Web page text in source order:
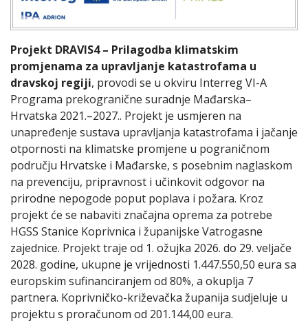
Projekt DRAVIS4 – Prilagodba klimatskim
promjenama za upravljanje katastrofama u
dravskoj regiji, provodi se u okviru Interreg VI-A
Programa prekogranične suradnje Mađarska–
Hrvatska 2021.–2027.. Projekt je usmjeren na
unapređenje sustava upravljanja katastrofama i jačanje
otpornosti na klimatske promjene u pograničnom
području Hrvatske i Mađarske, s posebnim naglaskom
na prevenciju, pripravnost i učinkovit odgovor na
prirodne nepogode poput poplava i požara. Kroz
projekt će se nabaviti značajna oprema za potrebe
HGSS Stanice Koprivnica i županijske Vatrogasne
zajednice. Projekt traje od 1. ožujka 2026. do 29. veljače
2028. godine, ukupne je vrijednosti 1.447.550,50 eura sa
europskim sufinanciranjem od 80%, a okuplja 7
partnera. Koprivničko-križevačka županija sudjeluje u
projektu s proračunom od 201.144,00 eura.